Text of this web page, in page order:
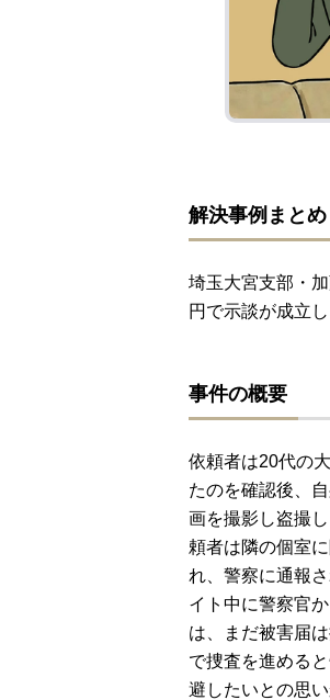
解決事例まとめ
埼玉大宮支部・
円で示談が成立
事件の概要
依頼者は20代の
たのを確認後、
画を撮影し盗撮
頼者は隣の個室
れ、警察に通報
イト中に警察官
は、まだ被害届
で捜査を進める
避したいとの思